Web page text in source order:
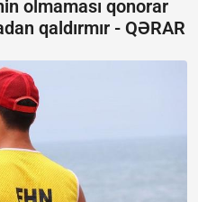
olmaması qonorar
qaldırmır - QƏRAR